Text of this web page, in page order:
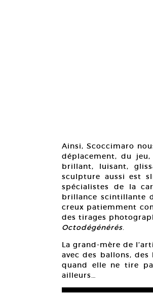
Ainsi, Scoccimaro
déplacement, du
brillant, luisant,
sculpture aussi est
spécialistes de la
brillance scintillante
creux patiemment
des tirages
Octodégénérés.
La grand-mère de
avec des ballons,
quand elle ne tire
ailleurs…